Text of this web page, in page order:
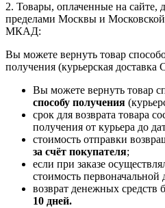
2. Товары, оплаченные на сайте,
пределами Москвы и Московской
МКАД:
Вы можете вернуть товар
получения (курьерская
Вы можете вернуть товар
способу получения
срок для возврата товара
получения от курьера до
стоимость отправки
за счёт покупателя;
если при заказе
стоимость первоначальной
возврат денежных средств
10 дней.